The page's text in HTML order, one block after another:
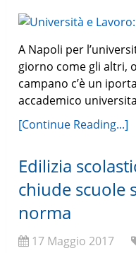
A Napoli per
giorno come gli altri,
campano c’è un
accademico
[Continue Reading...]
Edilizia
chiude scuole
norma
17 Maggio 2017